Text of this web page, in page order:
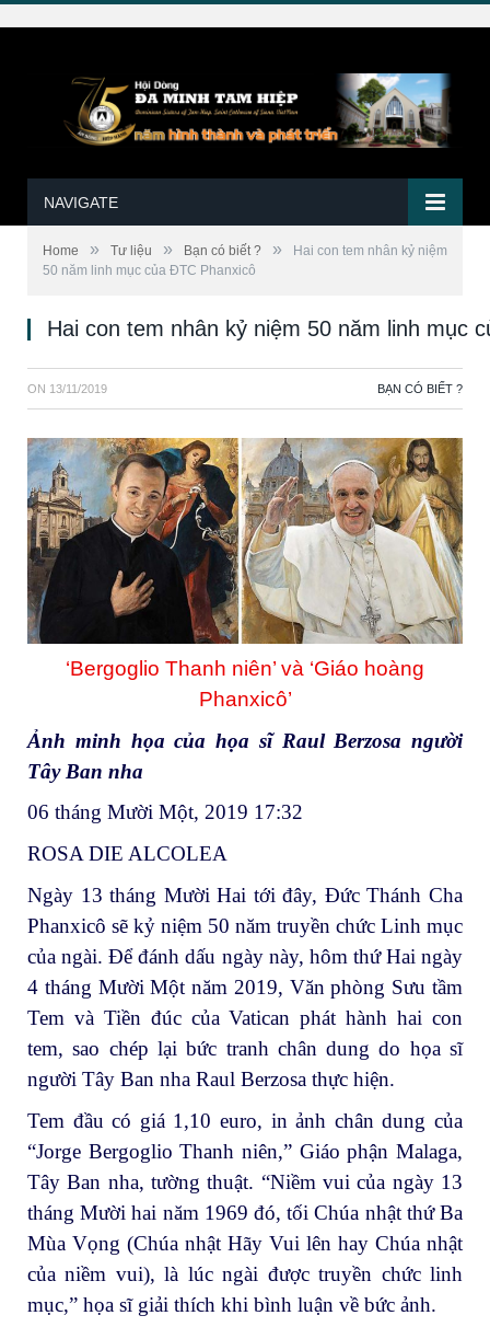
NAVIGATE
Home » Tư liệu » Bạn có biết ? »
Hai con tem nhân kỷ niệm
50 năm linh mục của ĐTC Phanxicô
Hai con tem nhân kỷ niệm 50 năm linh mục
ON 13/11/2019 BẠN CÓ BIẾT ?
‘Bergoglio Thanh niên’ và ‘Giáo hoàng
Phanxicô’
Ảnh minh họa của họa sĩ Raul Berzosa người
Tây Ban nha
06 tháng Mười Một, 2019 17:32
ROSA DIE ALCOLEA
Ngày 13 tháng Mười Hai tới đây, Đức Thánh Cha
Phanxicô sẽ kỷ niệm 50 năm truyền chức Linh mục
của ngài. Để đánh dấu ngày này, hôm thứ Hai ngày
4 tháng Mười Một năm 2019, Văn phòng Sưu tầm
Tem và Tiền đúc của Vatican phát hành hai con
tem, sao chép lại bức tranh chân dung do họa sĩ
người Tây Ban nha Raul Berzosa thực hiện.
Tem đầu có giá 1,10 euro, in ảnh chân dung của
“Jorge Bergoglio Thanh niên,” Giáo phận Malaga,
Tây Ban nha, tường thuật. “Niềm vui của ngày 13
tháng Mười hai năm 1969 đó, tối Chúa nhật thứ Ba
Mùa Vọng (Chúa nhật Hãy Vui lên hay Chúa nhật
của niềm vui), là lúc ngài được truyền chức linh
mục,” họa sĩ giải thích khi bình luận về bức ảnh.